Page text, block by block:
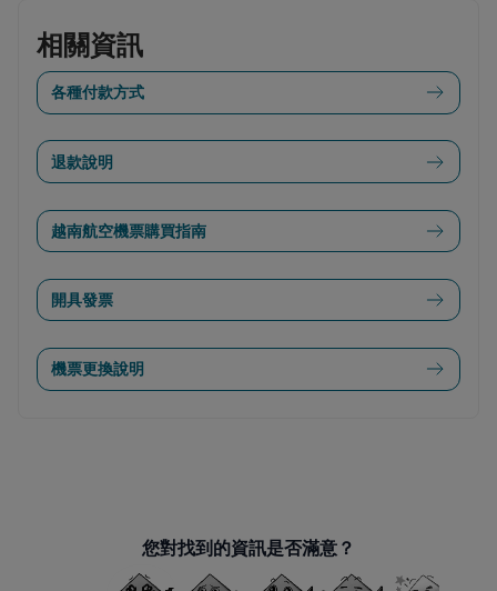
相關資訊
各種付款方式
退款說明
越南航空機票購買指南
開具發票
機票更換說明
您對找到的資訊是否滿意？